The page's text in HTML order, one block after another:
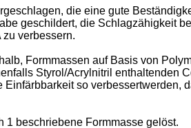
die eine gute
geschildert, die Schlagzähigkeit
verbessern.
Formmassen auf Basis von
Styrol/Acrylnitril
so
1 beschriebene Formmasse gelöst.